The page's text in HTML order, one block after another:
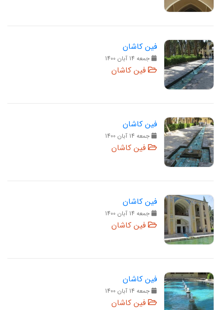
فین کاشان
جمعه 14 آبان 1400
فین کاشان
فین کاشان
جمعه 14 آبان 1400
فین کاشان
فین کاشان
جمعه 14 آبان 1400
فین کاشان
فین کاشان
جمعه 14 آبان 1400
فین کاشان